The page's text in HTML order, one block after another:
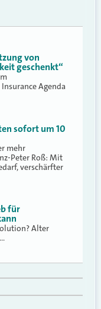
von
geschenkt“
Agenda
sofort um 10
mehr
Peter Roß: Mit
verschärfter
für
Alter